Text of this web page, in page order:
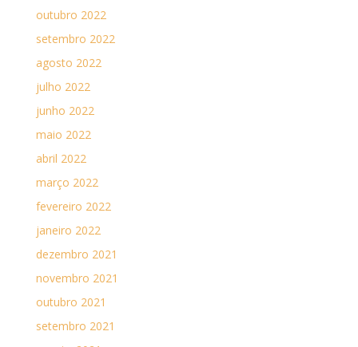
outubro 2022
setembro 2022
agosto 2022
julho 2022
junho 2022
maio 2022
abril 2022
março 2022
fevereiro 2022
janeiro 2022
dezembro 2021
novembro 2021
outubro 2021
setembro 2021